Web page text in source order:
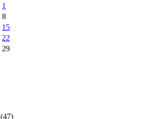
1
8
15
22
29
(47)